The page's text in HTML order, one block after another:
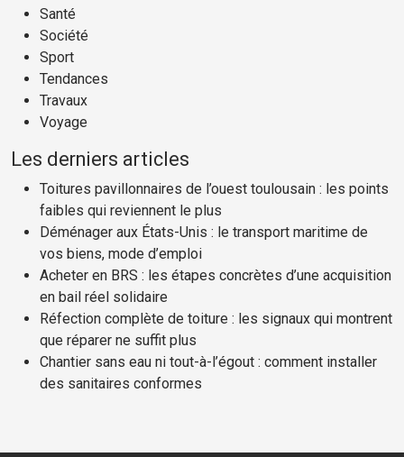
Santé
Société
Sport
Tendances
Travaux
Voyage
Les derniers articles
Toitures pavillonnaires de l’ouest toulousain : les points
faibles qui reviennent le plus
Déménager aux États-Unis : le transport maritime de
vos biens, mode d’emploi
Acheter en BRS : les étapes concrètes d’une acquisition
en bail réel solidaire
Réfection complète de toiture : les signaux qui montrent
que réparer ne suffit plus
Chantier sans eau ni tout-à-l’égout : comment installer
des sanitaires conformes